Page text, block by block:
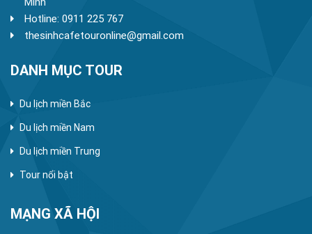
Hotline: 0911 225 767
thesinhcafetouronline@gmail.com
DANH MỤC TOUR
Du lịch miền Bắc
Du lịch miền Nam
Du lịch miền Trung
Tour nổi bật
MẠNG XÃ HỘI